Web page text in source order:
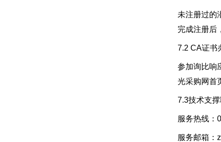
未注册过的
完成注册后
7.2 CA证书
参加询比响
光采购网首
7.3技术支
服务热线：
服务邮箱：